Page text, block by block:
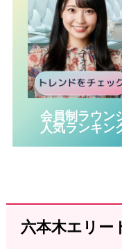
会員制ラウン
人気ランキン
六本木エリー